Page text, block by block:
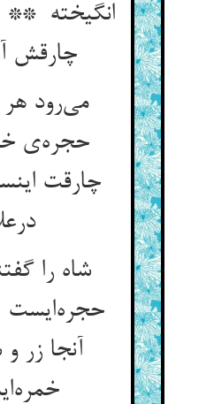
انگیخته **
چارقش آویخته
می‌رود هر
حجره‌ی
چارقت
درعلا
شاه را
حجره‌ایست
آنجا زر